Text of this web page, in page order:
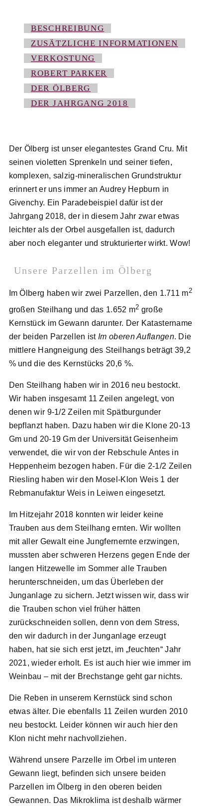
BESCHREIBUNG
ZUSÄTZLICHE INFORMATIONEN
VERKOSTUNG
ROBERT PARKER
DER ÖLBERG
DER JAHRGANG 2018
Der Ölberg ist unser elegantestes Grand Cru. Mit
seinen violetten Sprenkeln und seiner tiefen,
komplexen, salzig-mineralischen Grundstruktur
erinnert er uns immer an Audrey Hepburn in
Givenchy. Ein Paradebeispiel dafür ist der
Jahrgang 2018, der in diesem Jahr zwar etwas
leichter als der Orbel ausgefallen ist, dadurch
aber noch eleganter und strukturierter wirkt. Wow!
Unsere Parzellen im Ölberg
Im Ölberg haben wir zwei Parzellen, den 1.711 m2
großen Steilhang und das 1.652 m2 große
Kernstück im Gewann darunter. Der Katastername
der beiden Parzellen ist Im oberen Auflangen. Die
mittlere Hangneigung des Steilhangs beträgt 39,2
% und die des Kernstücks 20,6 %.
Den Steilhang haben wir in 2016 neu bestockt.
Wir haben insgesamt 11 Zeilen angelegt, von
denen wir 9-1/2 Zeilen mit Spätburgunder
bepflanzt haben. Dazu haben wir die Klone 20-13
Gm und 20-19 Gm der Universität Geisenheim
verwendet, die wir von der Rebschule Antes in
Heppenheim bezogen haben. Für die 2-1/2 Zeilen
Riesling haben wir den Mosel-Klon Weis 1 der
Rebmanufaktur Weis in Leiwen eingesetzt.
Im Hitzejahr 2018 konnten wir leider keine
Trauben aus dem Steilhang ernten. Wir wollten
mit aller Gewalt eine Jungfernernte erzwingen,
mussten aber schweren Herzens gegen Ende der
langen Hitzewelle im Sommer alle Trauben
herunterschneiden, um das Überleben der
Junganlage zu sichern. Jetzt wissen wir, dass wir
die Trauben schon viel früher hätten
zurückschneiden sollen, denn von dem Stress,
den wir dadurch in der Junganlage erzeugt
haben, hat sie sich erst jetzt, im „feuchten“ Jahr
2021, wieder erholt. Es ist auch hier wie immer im
Weinbau – mit der Brechstange geht gar nichts.
Die Reben in unserem Kernstück sind schon
etwas älter. Die ebenfalls 11 Zeilen wurden 2010
neu bestockt. Leider können wir auch hier den
Klon nicht mehr nachvollziehen.
Während unsere Parzelle im Orbel im unteren
Gewann liegt, befinden sich unsere beiden
Parzellen im Ölberg in den oberen beiden
Gewannen. Das Mikroklima ist deshalb wärmer